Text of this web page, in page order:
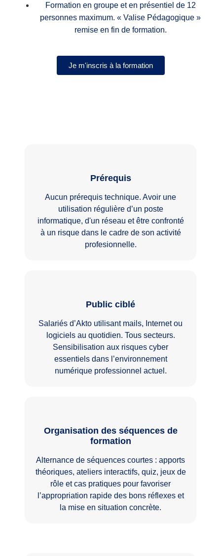
Formation en groupe et en présentiel de 12
personnes maximum. « Valise Pédagogique »
remise en fin de formation.
Je m'inscris à la formation
Prérequis
Aucun prérequis technique. Avoir une
utilisation régulière d’un poste
informatique, d'un réseau et être confronté
à un risque dans le cadre de son activité
profesionnelle.
Public ciblé
Salariés d’Akto utilisant mails, Internet ou
logiciels au quotidien. Tous secteurs.
Sensibilisation aux risques cyber
essentiels dans l’environnement
numérique professionnel actuel.
Organisation des séquences de
formation
Alternance de séquences courtes : apports
théoriques, ateliers interactifs, quiz, jeux de
rôle et cas pratiques pour favoriser
l’appropriation rapide des bons réflexes et
la mise en situation concrète.